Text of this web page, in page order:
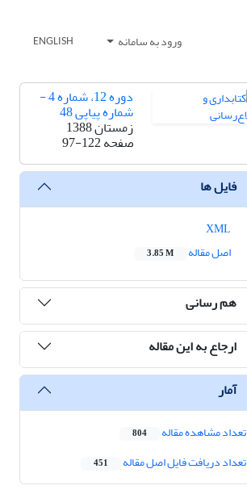
ورود به سامانه ENGLISH
دوره 12، شماره 4 -
شماره پیاپی 48
زمستان 1388
صفحه97-122
فایل ها
اصل مقاله
3.85 M
هم رسانی
ارجاع به این مقاله
آمار
تعداد مشاهده مقاله 804
تعداد دریافت فایل اصل مقاله 451